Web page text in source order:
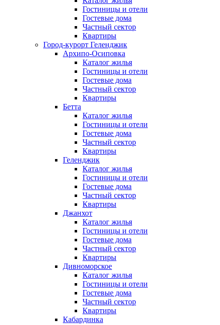
Гостиницы и отели
Гостевые дома
Частный сектор
Квартиры
Город-курорт Геленджик
Архипо-Осиповка
Каталог жилья
Гостиницы и отели
Гостевые дома
Частный сектор
Квартиры
Бетта
Каталог жилья
Гостиницы и отели
Гостевые дома
Частный сектор
Квартиры
Геленджик
Каталог жилья
Гостиницы и отели
Гостевые дома
Частный сектор
Квартиры
Джанхот
Каталог жилья
Гостиницы и отели
Гостевые дома
Частный сектор
Квартиры
Дивноморское
Каталог жилья
Гостиницы и отели
Гостевые дома
Частный сектор
Квартиры
Кабардинка